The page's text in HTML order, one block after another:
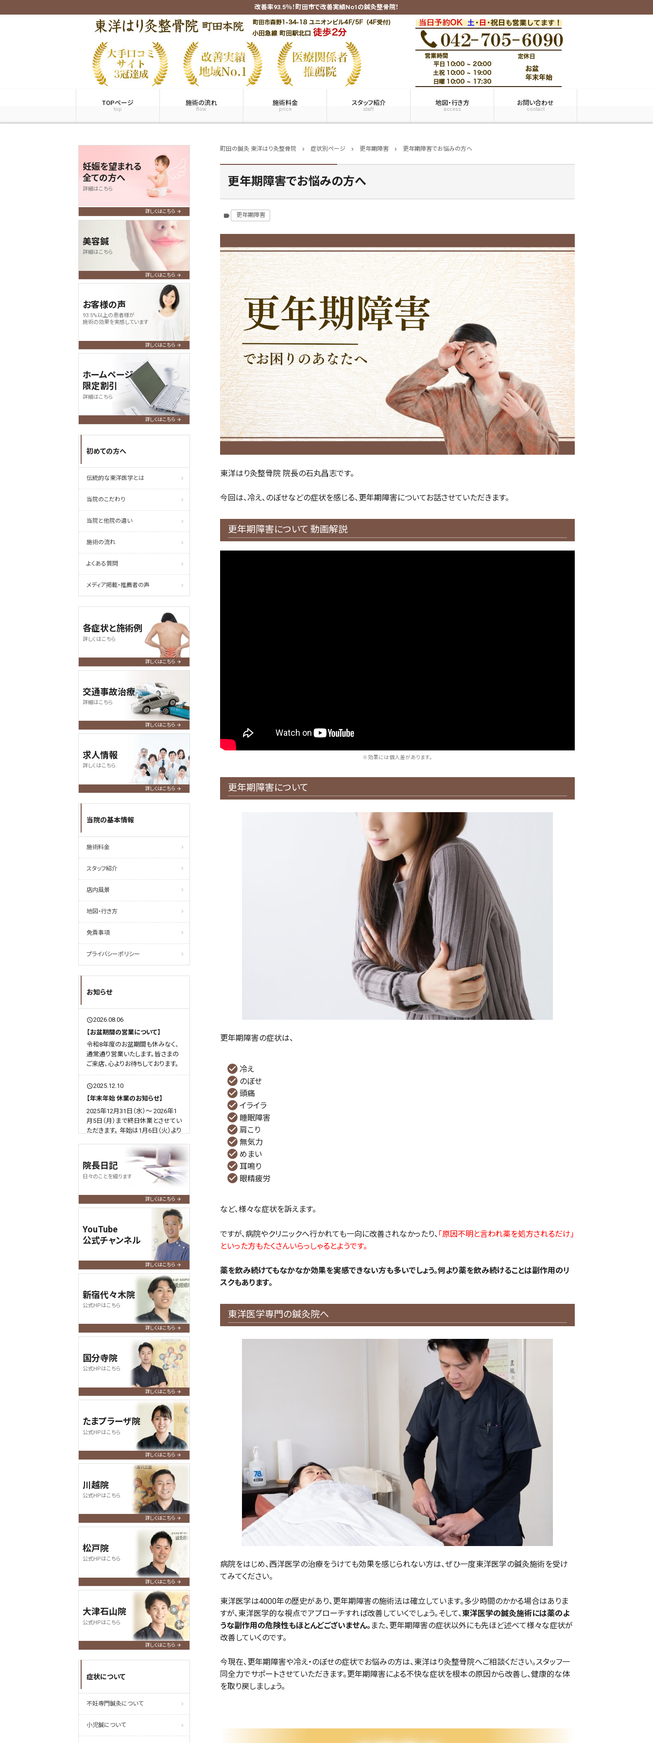
改善率93.5％！町田市で改善実績No1の鍼灸整骨院！
TOPページ
top
施術の流れ
flow
施術料金
price
スタッフ紹介
staff
地図・行き方
access
お問い合わせ
contact
町田の鍼灸 東洋はり灸整骨院 chevron_right 症状別ページ chevron_right 更年期障害 chevron_right 更年期障害でお悩みの方へ
更年期障害でお悩みの方へ
label 更年期障害
東洋はり灸整骨院 院長の石丸昌志です。
今回は、冷え、のぼせなどの症状を感じる、更年期障害についてお話させていただきます。
更年期障害について 動画解説
※効果には個人差があります。
更年期障害について
更年期障害の症状は、
冷え
のぼせ
頭痛
イライラ
睡眠障害
肩こり
無気力
めまい
耳鳴り
眼精疲労
など、様々な症状を訴えます。
ですが、病院やクリニックへ行かれても一向に改善されなかったり、 「原因不明と言われ薬を処方されるだけ」
といった方もたくさんいらっしゃるとようです。
薬を飲み続けてもなかなか効果を実感できない方も多いでしょう。何より薬を飲み続けることは副作用のリ
スクもあります。
東洋医学専門の鍼灸院へ
病院をはじめ、西洋医学の治療をうけても効果を感じられない方は、ぜひ一度東洋医学の鍼灸施術を受け
てみてください。
東洋医学は4000年の歴史があり、更年期障害の施術法は確立しています。多少時間のかかる場合はありま
すが、東洋医学的な視点でアプローチすれば改善していくでしょう。そして、 東洋医学の鍼灸施術には薬のよ
うな副作用の危険性もほとんどございません。 また、更年期障害の症状以外にも先ほど述べて様々な症状が
改善していくのです。
今現在、更年期障害や冷え・のぼせの症状でお悩みの方は、東洋はり灸整骨院へご相談ください。スタッフ一
同全力でサポートさせていただきます。更年期障害による不快な症状を根本の原因から改善し、健康的な体
を取り戻しましょう。
妊娠を望まれる
全ての方へ
詳細はこちら
詳しくはこちら
美容鍼
詳細はこちら
詳しくはこちら
お客様の声
93.5%以上の患者様が
施術の効果を実感しています
詳しくはこちら
ホームページ
限定割引
詳細はこちら
詳しくはこちら
初めての方へ
伝統的な東洋医学とは
当院のこだわり
当院と他院の違い
施術の流れ
よくある質問
メディア掲載・推薦者の声
各症状と施術例
詳しくはこちら
詳しくはこちら
交通事故治療
詳細はこちら
詳しくはこちら
求人情報
詳しくはこちら
詳しくはこちら
当院の基本情報
施術料金
スタッフ紹介
店内風景
地図・行き方
免責事項
プライバシーポリシー
お知らせ
query_builder2026.08.06
【お盆期間の営業について】
令和8年度のお盆期間も休みなく、
通常通り営業いたします。皆さまの
ご来店、心よりお待ちしております。
query_builder2025.12.10
【年末年始 休業のお知らせ】
2025年12月31日（水）～ 2026年1
月5日（月）まで終日休業とさせてい
ただきます。 年始は1月6日（火）より
何卒よろしくお願い申し上げます。
query_builder2025.04.09
せ】
令和7年のGWも通常通り営業いた
よろしくお願い申し上げます。
【年末年始 休業のお知らせ】
2024年12月31日（火）～ 2025年1
月5日（日）まで終日休業とさせてい
ただきます。 年始は1/6（月）より通
常通り営業いたします。
何卒よろしくお願い申し上げます。
【お盆期間の営業について】
令和6年度のお盆期間も休みなく、
通常通り営業いたします。皆さまの
ご来店、心よりお待ちしております。
院長日記
日々のことを綴ります
詳しくはこちら
YouTube
公式チャンネル
詳しくはこちら
新宿代々木院
公式HPはこちら
詳しくはこちら
国分寺院
公式HPはこちら
詳しくはこちら
たまプラーザ院
公式HPはこちら
詳しくはこちら
川越院
公式HPはこちら
詳しくはこちら
松戸院
公式HPはこちら
詳しくはこちら
大津石山院
公式HPはこちら
詳しくはこちら
症状について
不妊専門鍼灸について
小児鍼について